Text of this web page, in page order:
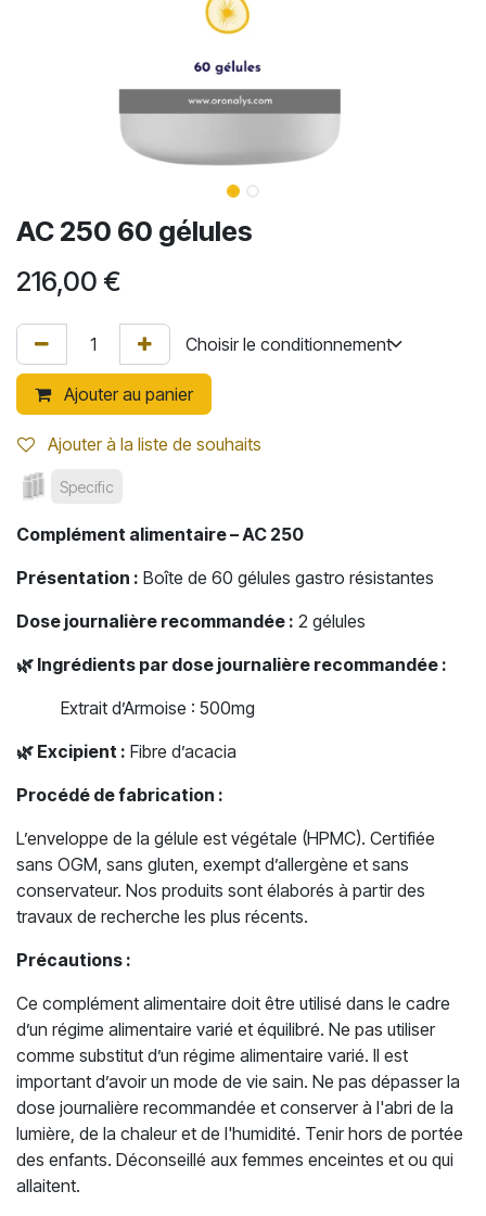
AC 250 60 gélules
216,00 €
Ajouter au panier
Ajouter à la liste de souhaits
Specific
Complément alimentaire – AC 250
Présentation : Boîte de 60 gélules gastro résistantes
Dose journalière recommandée : 2 gélules
🌿 Ingrédients par dose journalière recommandée :
​Extrait d’Armoise : 500mg
🌿 Excipient : Fibre d’acacia
Procédé de fabrication :
L’enveloppe de la gélule est végétale (HPMC). Certifiée
sans OGM, sans gluten, exempt d’allergène et sans
conservateur. Nos produits sont élaborés à partir des
travaux de recherche les plus récents.
Précautions :
Ce complément alimentaire doit être utilisé dans le cadre
d’un régime alimentaire varié et équilibré. Ne pas utiliser
comme substitut d’un régime alimentaire varié. Il est
important d’avoir un mode de vie sain. Ne pas dépasser la
dose journalière recommandée et conserver à l'abri de la
lumière, de la chaleur et de l'humidité. Tenir hors de portée
des enfants. Déconseillé aux femmes enceintes et ou qui
allaitent.